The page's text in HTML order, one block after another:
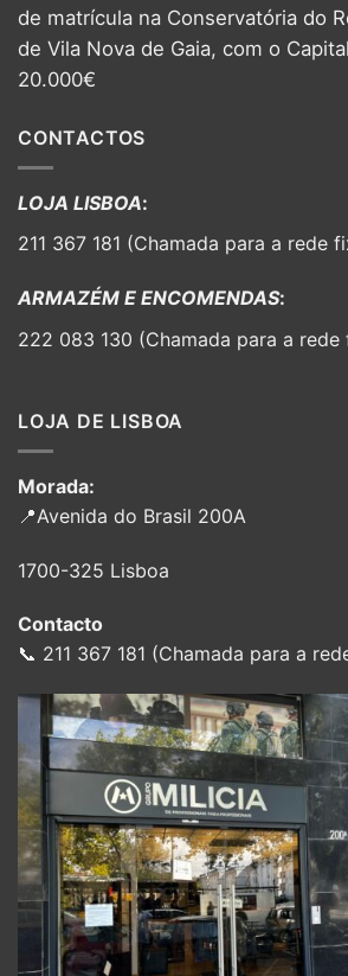
de matrícula na Conservatória do
de Vila Nova de Gaia, com o
20.000€
CONTACTOS
LOJA LISBOA:
211 367 181 (Chamada para a rede
ARMAZÉM E ENCOMENDAS:
222 083 130 (Chamada para a rede
LOJA DE LISBOA
Morada:
📍Avenida do Brasil 200A
1700-325 Lisboa
Contacto
📞 211 367 181 (Chamada para a